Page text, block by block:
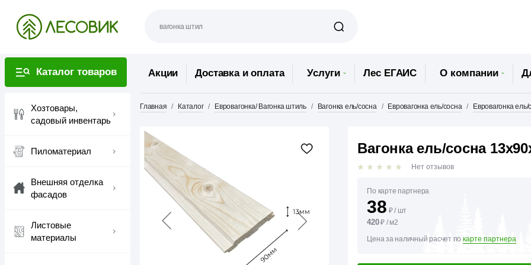
Каталог товаров
Хозтовары,
садовый инвентарь
Пиломатериал
Внешняя отделка
фасадов
Листовые
материалы
Акции Доставка и оплата Услуги Лес ЕГАИС О компании
Главная Каталог Евровагонка/ Вагонка штиль Вагонка ель/сосна Евровагонка ель/сосна Евровагонка
Вагонка ель/сосна
Нет отзывов
По карте партнера
38 ₽/ шт
420₽ / м2
Цена за наличный расчет по карте партнера